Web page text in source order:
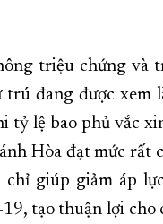
triệu chứng và
trú đang được xem
tỷ lệ bao phủ vắc
Hòa đạt mức rất
giúp giảm áp
tạo thuận lợi cho